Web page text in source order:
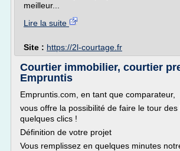
meilleur...
Lire la suite
Site : https://2l-courtage.fr
Courtier immobilier, courtier
Empruntis
Empruntis.com, en tant que comparateur,
vous offre la possibilité de faire le tour des
quelques clics !
Définition de votre projet
Vous remplissez en quelques minutes